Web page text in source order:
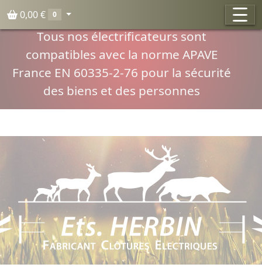
Panneau de gestion des cookies
Compatibilité normes APAVE
Tous nos électrificateurs sont
compatibles avec la norme APAVE
France EN 60335-2-76 pour la sécurité
des biens et des personnes
0,00 € 0